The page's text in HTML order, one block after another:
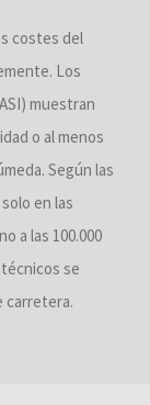
costes del
Los
muestran
o al menos
Según las
en las
a las 100.000
se
carretera.